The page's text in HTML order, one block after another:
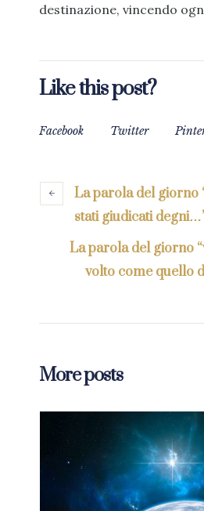
destinazione, vincendo
Like this post?
Facebook Twitter
La parola del giorno
stati giudicati
La parola del giorno
volto come quello
More posts